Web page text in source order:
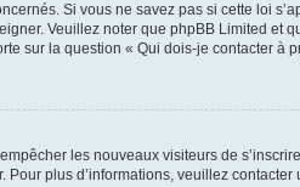
Si vous ne savez pas si cette loi
Veuillez noter que phpBB Limited et
sur la question « Qui dois-je contacter à
les nouveaux visiteurs de
plus d’informations, veuillez